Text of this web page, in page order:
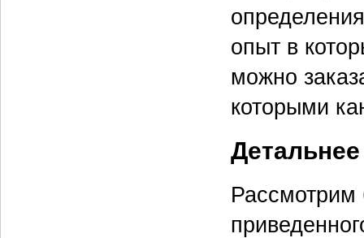
опыт в
можно
которыми
Рассмотрим